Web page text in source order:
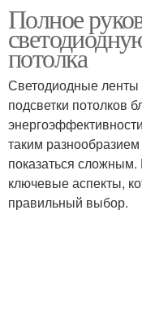
Полное
потолка
Светодиодные
подсветки потолков
таким
показаться
ключевые аспекты,
правильный выбор.